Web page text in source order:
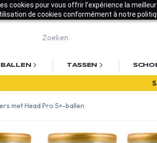
cookies pour vous offrir l’expérience la
de cookies conformément à notre
BALLEN TASSEN
met Head Pro S+-ballen